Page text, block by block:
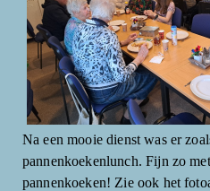
Na een mooie dienst was er
pannenkoekenlunch. Fijn zo
pannenkoeken! Zie ook het